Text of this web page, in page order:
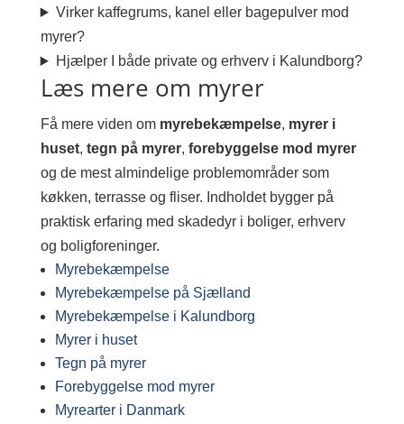
Virker kaffegrums, kanel eller bagepulver mod
myrer?
Hjælper I både private og erhverv i Kalundborg?
Læs mere om myrer
Få mere viden om myrebekæmpelse, myrer i
huset, tegn på myrer, forebyggelse mod myrer
og de mest almindelige problemområder som
køkken, terrasse og fliser. Indholdet bygger på
praktisk erfaring med skadedyr i boliger, erhverv
og boligforeninger.
Myrebekæmpelse
Myrebekæmpelse på Sjælland
Myrebekæmpelse i Kalundborg
Myrer i huset
Tegn på myrer
Forebyggelse mod myrer
Myrearter i Danmark